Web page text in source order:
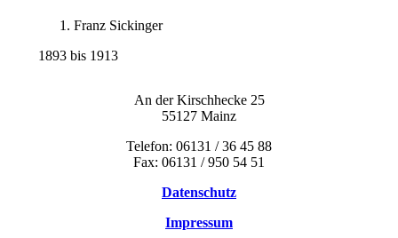
Franz Sickinger
1893 bis 1913
An der Kirschhecke 25
55127 Mainz
Telefon: 06131 / 36 45 88
Fax: 06131 / 950 54 51
Datenschutz
Impressum